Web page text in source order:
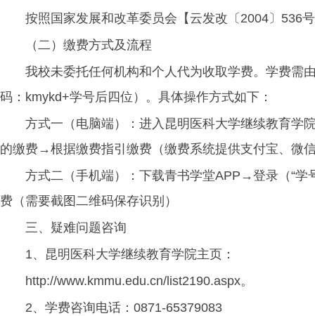
按照国家发展和改革委员会【云发改〔2004〕536
（二）缴费方式及流程
我校未委托任何机构和个人代为收取学费。学费需
码：kmykd+学号后四位）。具体操作方式如下：
方式一（电脑端）：进入昆明医科大学继续教育
的缴费→根据缴费指引缴费（缴费系统提供支付宝、微
方式二（手机端）：下载青书学堂APP→登录（“
费（需要截图二维码保存识别）
三、疑难问题咨询
1、昆明医科大学继续教育学院主页：
http://www.kmmu.edu.cn/list2190.aspx。
2、学费咨询电话：0871-65379083